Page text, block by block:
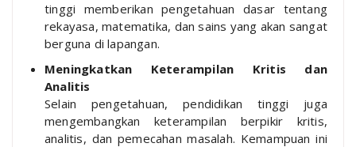
tinggi memberikan pengetahuan dasar tentang
rekayasa, matematika, dan sains yang akan sangat
berguna di lapangan.
Meningkatkan Keterampilan Kritis dan
Analitis
Selain pengetahuan, pendidikan tinggi juga
mengembangkan keterampilan berpikir kritis,
analitis, dan pemecahan masalah. Kemampuan ini